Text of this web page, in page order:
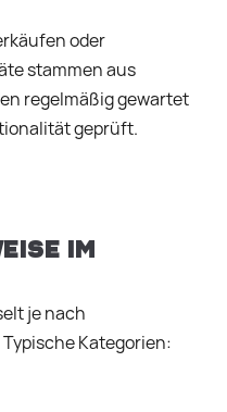
oder
stammen aus
regelmäßig gewartet
geprüft.
im
je nach
Kategorien: